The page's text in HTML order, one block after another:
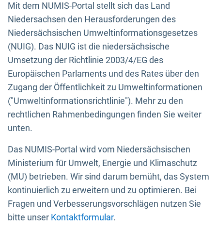
Mit dem NUMIS-Portal stellt sich das Land
Niedersachsen den Herausforderungen des
Niedersächsischen Umweltinformationsgesetzes
(NUIG). Das NUIG ist die niedersächsische
Umsetzung der Richtlinie 2003/4/EG des
Europäischen Parlaments und des Rates über den
Zugang der Öffentlichkeit zu Umweltinformationen
("Umweltinformationsrichtlinie"). Mehr zu den
rechtlichen Rahmenbedingungen finden Sie weiter
unten.
Das NUMIS-Portal wird vom Niedersächsischen
Ministerium für Umwelt, Energie und Klimaschutz
(MU) betrieben. Wir sind darum bemüht, das System
kontinuierlich zu erweitern und zu optimieren. Bei
Fragen und Verbesserungsvorschlägen nutzen Sie
bitte unser Kontaktformular.